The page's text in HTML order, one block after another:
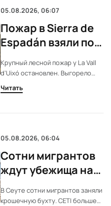
05.08.2026, 06:07
Пожар в Sierra de
Espadán взяли под
контроль
Крупный лесной пожар у La Vall
d’Uixó остановлен. Выгорело
почти 9600 гектаров. Часть огня
затронула природный парк.
Читать
05.08.2026, 06:04
Сотни мигрантов
ждут убежища на
пляже Трамполи́н
В Сеуте сотни мигрантов заняли
крошечную бухту. CETI больше